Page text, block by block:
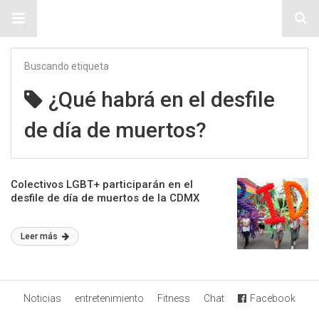
Buscando etiqueta
¿Qué habrá en el desfile
de día de muertos?
Colectivos LGBT+ participarán en el
desfile de día de muertos de la CDMX
Leer más
Noticias entretenimiento Fitness Chat Facebook